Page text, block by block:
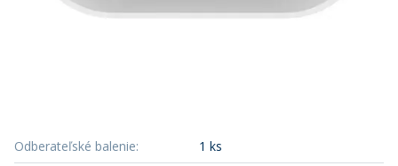
Odberateľské balenie:
1 ks